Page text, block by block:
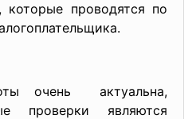
которые проводятся по
очень актуальна,
проверки являются